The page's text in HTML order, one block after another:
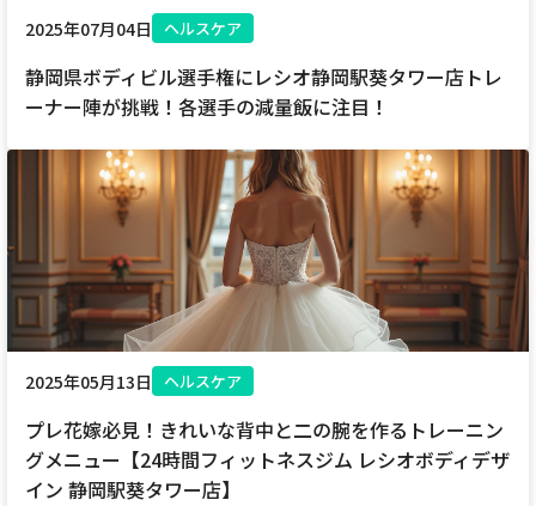
2025年07月04日 ヘルスケア
静岡県ボディビル選手権にレシオ静岡駅葵タワー店トレ
ーナー陣が挑戦！各選手の減量飯に注目！
2025年05月13日 ヘルスケア
プレ花嫁必見！きれいな背中と二の腕を作るトレーニン
グメニュー【24時間フィットネスジム レシオボディデザ
イン 静岡駅葵タワー店】